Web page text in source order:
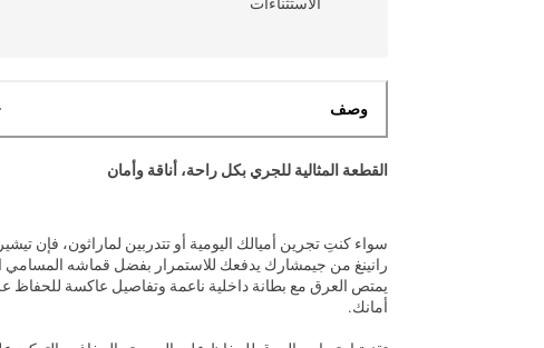
الاستثناءات
وصف
القطعة المثالية للجري بكل راحة، أناقة وأمان
سواء كنتِ تجرين أميالك اليومية أو تتدربين لماراثون، فإن
رانينغ من جيمشارك يدفعك للاستمرار بفضل قماشه المسامي
يمتص العرق مع بطانة داخلية ناعمة وتفاصيل عاكسة للحفاظ
أمانك.